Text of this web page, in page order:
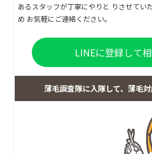
あるスタッフが丁寧にやりと りさせてい
め お気軽にご連絡ください。
LINEに登録して
薄毛調査隊に入隊して、薄毛